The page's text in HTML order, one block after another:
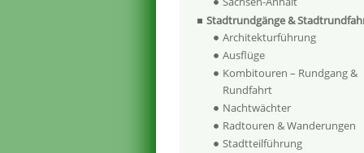
Stadtrundgänge &
Architekturführung
Ausflüge
Kombitouren – Rundgang &
Rundfahrt
Nachtwächter
Radtouren & Wanderungen
Stadtteilführung